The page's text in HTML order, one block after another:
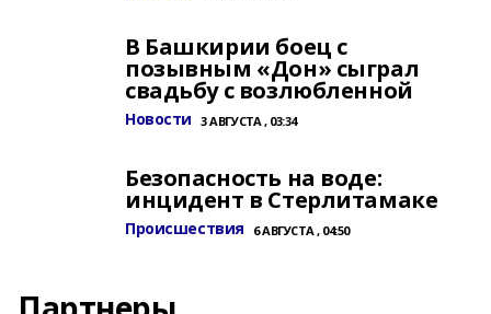
В Башкирии боец с
позывным «Дон» сыграл
свадьбу с возлюбленной
Новости 3 АВГУСТА , 03:34
Безопасность на воде:
инцидент в Стерлитамаке
Происшествия 6 АВГУСТА , 04:50